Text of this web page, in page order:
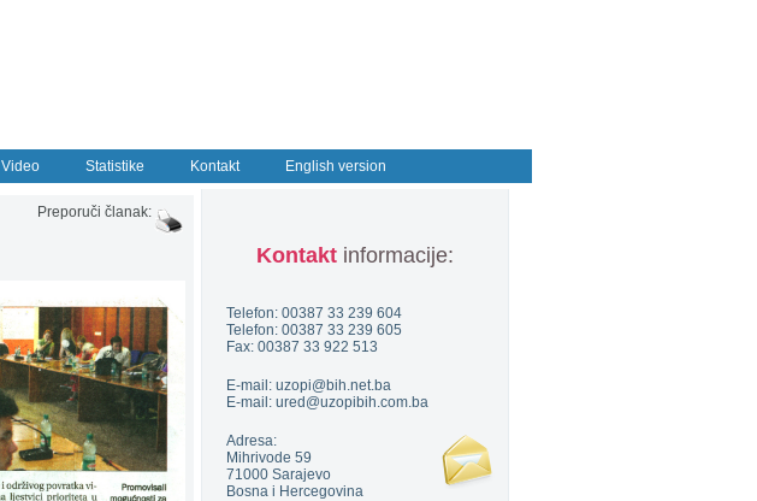
Video Statistike Kontakt English version
Preporuči članak:
Kontaktinformacije:
Telefon: 00387 33 239 604
Telefon: 00387 33 239 605
Fax: 00387 33 922 513
E-mail: uzopi@bih.net.ba
E-mail: ured@uzopibih.com.ba
Adresa:
Mihrivode 59
71000 Sarajevo
Bosna i Hercegovina